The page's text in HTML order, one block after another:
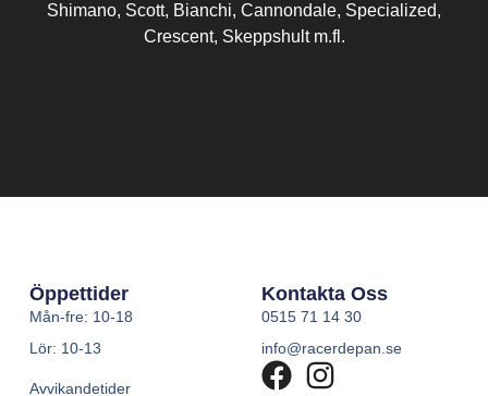
Shimano, Scott, Bianchi, Cannondale, Specialized,
Crescent, Skeppshult m.fl.
Öppettider
Mån-fre: 10-18
Lör: 10-13
Avvikandetider
Kontakta Oss
0515 71 14 30
info@racerdepan.se